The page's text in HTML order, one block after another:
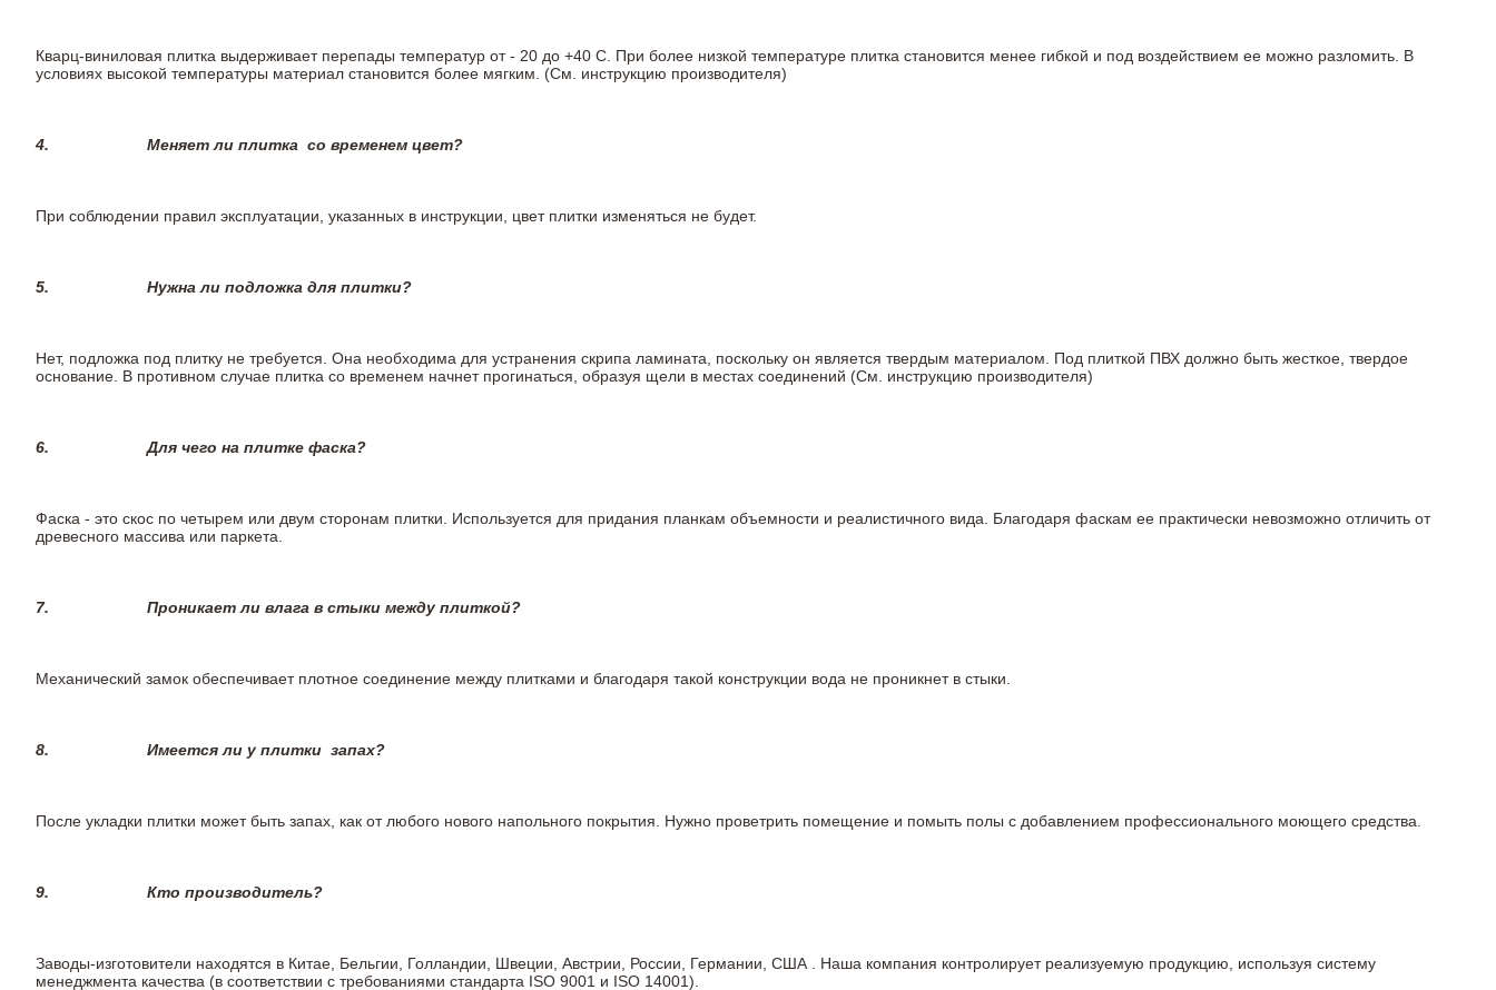
Кварц-виниловая плитка выдерживает перепады температур от - 20 до +40 С. При более низкой температуре плитка становится менее гибкой и под воздействием ее можно разломить. В
условиях высокой температуры материал становится более мягким. (См. инструкцию производителя)
4. Меняет ли плитка со временем цвет?
При соблюдении правил эксплуатации, указанных в инструкции, цвет плитки изменяться не будет.
5. Нужна ли подложка для плитки?
Нет, подложка под плитку не требуется. Она необходима для устранения скрипа ламината, поскольку он является твердым материалом. Под плиткой ПВХ должно быть жесткое, твердое
основание. В противном случае плитка со временем начнет прогинаться, образуя щели в местах соединений (См. инструкцию производителя)
6.Для чего на плитке фаска?
Фаска - это скос по четырем или двум сторонам плитки. Используется для придания планкам объемности и реалистичного вида. Благодаря фаскам ее практически невозможно отличить от
древесного массива или паркета.
7. Проникает ли влага в стыки между плиткой?
Механический замок обеспечивает плотное соединение между плитками и благодаря такой конструкции вода не проникнет в стыки.
8. Имеется ли у плитки запах?
После укладки плитки может быть запах, как от любого нового напольного покрытия. Нужно проветрить помещение и помыть полы с добавлением профессионального моющего средства.
9. Кто производитель?
Заводы-изготовители находятся в Китае, Бельгии, Голландии, Швеции, Австрии, России, Германии, США . Наша компания контролирует реализуемую продукцию, используя систему
менеджмента качества (в соответствии с требованиями стандарта ISO 9001 и ISO 14001).